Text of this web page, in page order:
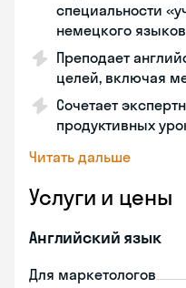
специальности
немецкого
Преподает
целей, включая
Сочетает
продуктивных
Читать дальше
Услуги и цены
Английский язык
Для маркетологов